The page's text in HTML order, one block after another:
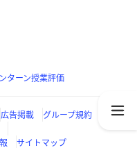
ターン授業評価
広告掲載
グループ規約
サイトマップ